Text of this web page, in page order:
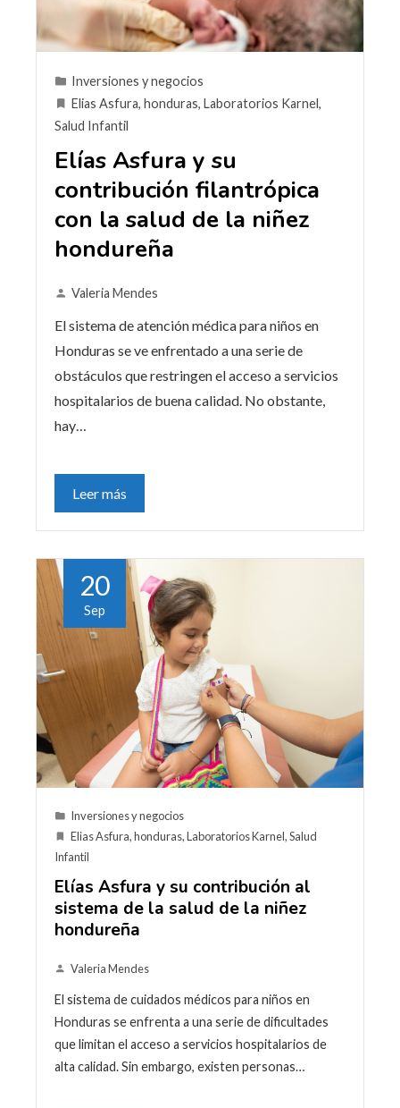
Inversiones y negocios
Elias Asfura, honduras, Laboratorios Karnel,
Salud Infantil
Elías Asfura y su
contribución filantrópica
con la salud de la niñez
hondureña
Valeria Mendes
El sistema de atención médica para niños en
Honduras se ve enfrentado a una serie de
obstáculos que restringen el acceso a servicios
hospitalarios de buena calidad. No obstante,
hay…
Leer más
20
Sep
Inversiones y negocios
Elias Asfura,honduras,Laboratorios Karnel,Salud
Infantil
Elías Asfura y su contribución al
sistema de la salud de la niñez
hondureña
Valeria Mendes
El sistema de cuidados médicos para niños en
Honduras se enfrenta a una serie de dificultades
que limitan el acceso a servicios hospitalarios de
alta calidad. Sin embargo, existen personas…